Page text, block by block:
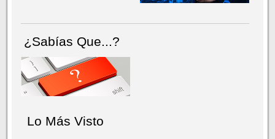
¿Sabías Que...?
Lo Más Visto